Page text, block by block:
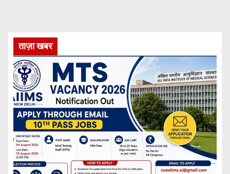
ताज़ा खबर